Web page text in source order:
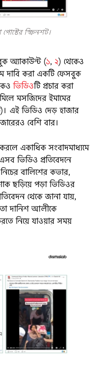
স্ক্রিনশট।
অ্যাকাউন্ট (১, ২) থেকেও
দাবি করা একটি ফেসবুক
ভিডিওটি প্রচার করা
মসজিদের ইমামের
এই ভিডিও দেড় হাজার
বেশি বার।
একাধিক সংবাদমাধ্যমে
ভিডিও প্রতিবেদনে
নিচের বালিশের কভার,
ছড়িয়ে পড়া ভিডিওর
থেকে জানা যায়,
দানিশ আলীকে
নিয়ে যাওয়ার সময়